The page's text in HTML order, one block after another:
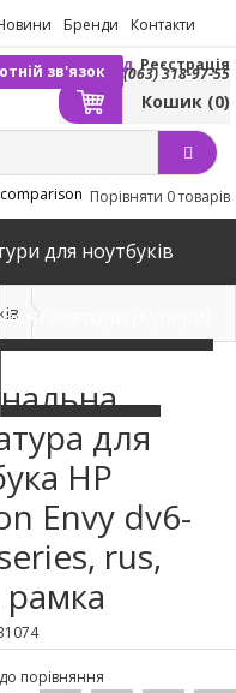
Бренди Контакти
(063) 318-97-55
зв'язокВхід Реєстрація
Кошик (0)
Порівняти 0 товарів
для ноутбуків
Вентилятори (Кулери)
для
HP
Envy dv6-
rus,
порівняння